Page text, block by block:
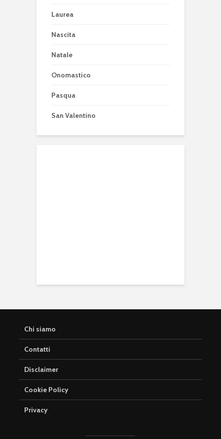
Laurea
Nascita
Natale
Onomastico
Pasqua
San Valentino
Chi siamo
Contatti
Disclaimer
Cookie Policy
Privacy